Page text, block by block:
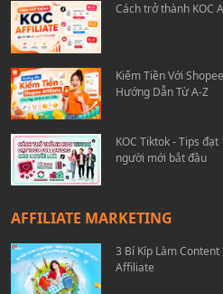
Cách trở thành KOC
Kiếm Tiền Với
Hướng Dẫn Từ A-Z
KOC Tiktok - Tips
người mới bắt đầu
AFFILIATE MARKETING
3 Bí Kíp Làm
Affiliate